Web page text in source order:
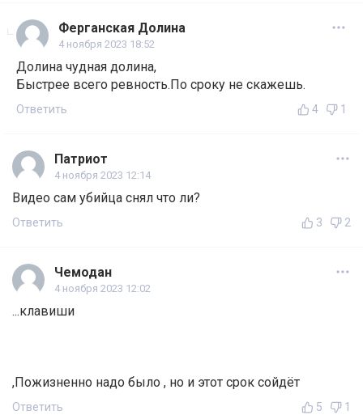
Ферганская Долина
4 ноября 2023 18:52
Долина чудная долина,
Быстрее всего ревность.По сроку не скажешь.
Ответить 4 1
Патриот
4 ноября 2023 12:14
Видео сам убийца снял что ли?
Ответить 3 2
Чемодан
4 ноября 2023 12:02
...клавиши
,Пожизненно надо было , но и этот срок сойдёт
Ответить 5 1